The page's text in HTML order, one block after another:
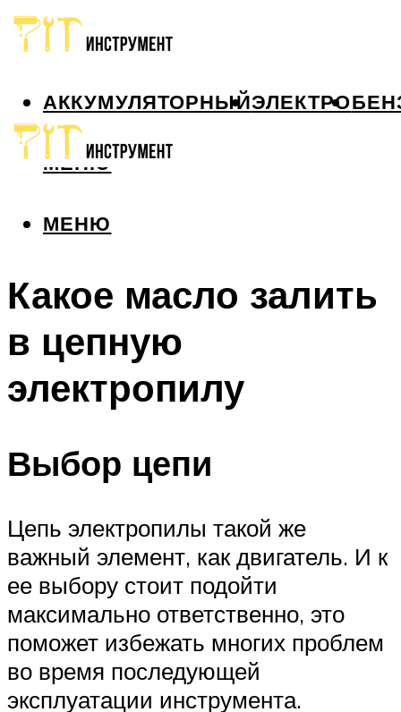
АККУМУЛЯТОРНЫЙЭЛЕКТРО
МЕНЮ
МЕНЮ
Какое масло залить
в цепную
электропилу
Выбор цепи
Цепь электропилы такой же
важный элемент, как двигатель. И к
ее выбору стоит подойти
максимально ответственно, это
поможет избежать многих проблем
во время последующей
эксплуатации инструмента.